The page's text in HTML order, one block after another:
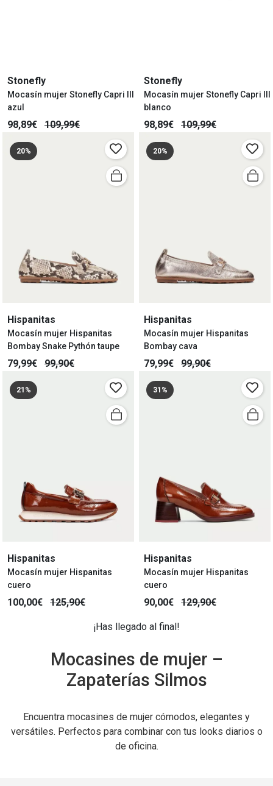
Stonefly
Mocasín mujer Stonefly Capri III
azul
98,89€ 109,99€
Stonefly
Mocasín mujer Stonefly Capri III
blanco
98,89€ 109,99€
20%
Hispanitas
Mocasín mujer Hispanitas
Bombay Snake Pythón taupe
79,99€ 99,90€
20%
Hispanitas
Mocasín mujer Hispanitas
Bombay cava
79,99€ 99,90€
21%
Hispanitas
Mocasín mujer Hispanitas
cuero
100,00€ 125,90€
31%
Hispanitas
Mocasín mujer Hispanitas
cuero
90,00€ 129,90€
¡Has llegado al final!
Mocasines de mujer –
Zapaterías Silmos
Encuentra mocasines de mujer cómodos, elegantes y
versátiles. Perfectos para combinar con tus looks diarios o
de oficina.